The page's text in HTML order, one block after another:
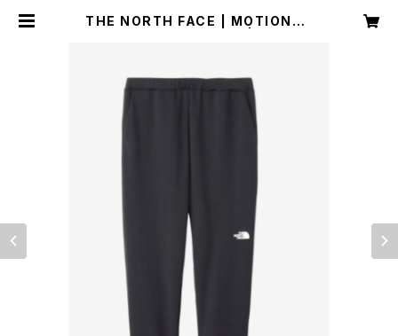
THE NORTH FACE | MOTIONJO